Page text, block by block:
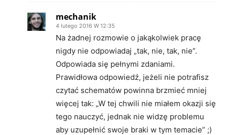
mechanik
4 lutego 2016 W 12:35
Na żadnej rozmowie o jakąkolwiek pracę
nigdy nie odpowiadaj „tak, nie, tak, nie”.
Odpowiada się pełnymi zdaniami.
Prawidłowa odpowiedź, jeżeli nie potrafisz
czytać schematów powinna brzmieć mniej
więcej tak: „W tej chwili nie miałem okazji się
tego nauczyć, jednak nie widzę problemu
aby uzupełnić swoje braki w tym temacie” ;)